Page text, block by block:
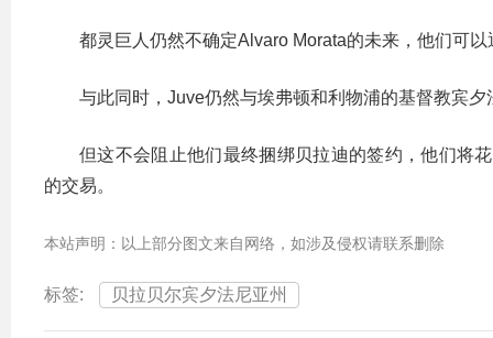
都灵巨人仍然不确定Alvaro Morata的未来，他们可
与此同时，Juve仍然与埃弗顿和利物浦的基督教宾
但这不会阻止他们最终捆绑贝拉迪的签约，他们将
的交易。
本站声明：以上部分图文来自网络，如涉及侵权请联系删除
标签: 贝拉贝尔宾夕法尼亚州